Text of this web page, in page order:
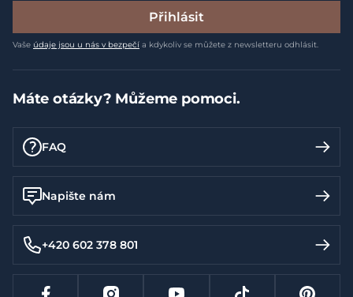
Přihlásit
Vaše údaje jsou u nás v bezpečí a kdykoliv se můžete z newsletteru odhlásit.
Máte otázky? Můžeme pomoci.
FAQ
Napište nám
+420 602 378 801